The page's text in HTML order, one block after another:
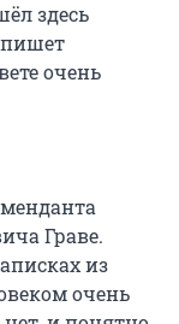
здесь
пишет
очень
Граве.
из
очень